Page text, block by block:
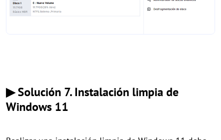
▶ Solución 7. Instalación limpia de
Windows 11